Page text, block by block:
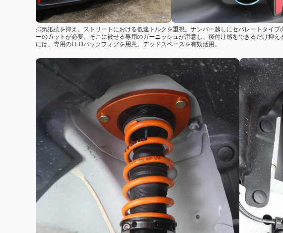
排気抵抗を抑え、ストリートにおける低速トルクを重視。ナンバー越しにセパレートタイ
ーのカットが必要。そこに被せる専用のガーニッシュが用意し、後付け感をできるだけ抑
には、専用のLEDバックフォグを用意。デッドスペースを有効活用。